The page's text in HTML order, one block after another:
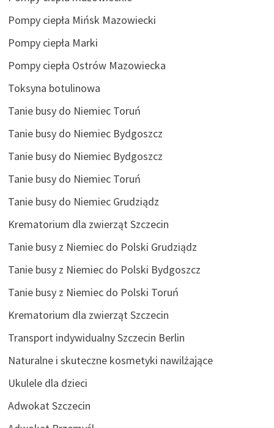
Pompy ciepła Mińsk Mazowiecki
Pompy ciepła Marki
Pompy ciepła Ostrów Mazowiecka
Toksyna botulinowa
Tanie busy do Niemiec Toruń
Tanie busy do Niemiec Bydgoszcz
Tanie busy do Niemiec Bydgoszcz
Tanie busy do Niemiec Toruń
Tanie busy do Niemiec Grudziądz
Krematorium dla zwierząt Szczecin
Tanie busy z Niemiec do Polski Grudziądz
Tanie busy z Niemiec do Polski Bydgoszcz
Tanie busy z Niemiec do Polski Toruń
Krematorium dla zwierząt Szczecin
Transport indywidualny Szczecin Berlin
Naturalne i skuteczne kosmetyki nawilżające
Ukulele dla dzieci
Adwokat Szczecin